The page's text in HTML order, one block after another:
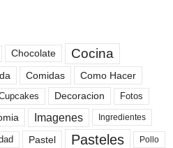
Chocolate Cocina
Comidas Como Hacer
Decoracion Fotos
Imagenes Ingredientes
Pastel Pasteles Pollo